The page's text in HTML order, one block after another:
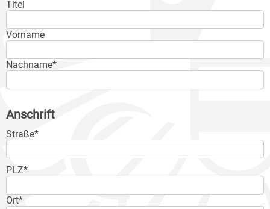
Titel
Vorname
Nachname*
Anschrift
Straße*
PLZ*
Ort*